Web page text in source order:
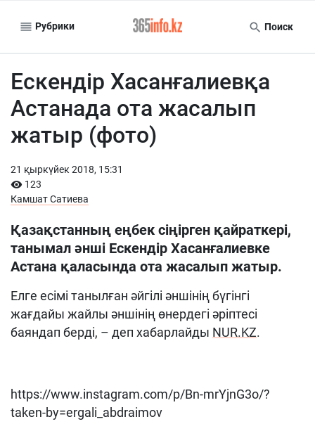
Рубрики Поиск
Ескендір Хасанғалиевқа
Астанада ота жасалып
жатыр (фото)
21 қыркүйек 2018, 15:31
123
Камшат Сатиева
Қазақстанның еңбек сіңірген қайраткері,
танымал әнші Ескендір Хасанғалиевке
Астана қаласында ота жасалып жатыр.
Елге есімі танылған әйгілі әншінің бүгінгі
жағдайы жайлы әншінің өнердегі әріптесі
баяндап берді, – деп хабарлайды NUR.KZ.
https://www.instagram.com/p/Bn-mrYjnG3o/?
taken-by=ergali_abdraimov